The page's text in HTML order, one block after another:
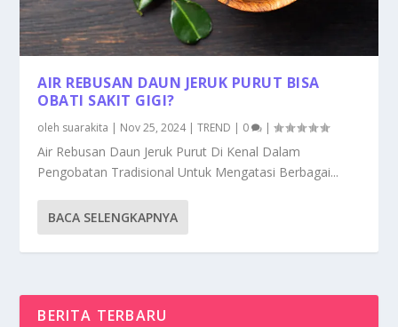
AIR REBUSAN DAUN JERUK PURUT BISA
OBATI SAKIT GIGI?
oleh suarakita | Nov 25, 2024|TREND | 0 |
Air Rebusan Daun Jeruk Purut Di Kenal Dalam
Pengobatan Tradisional Untuk Mengatasi Berbagai...
BACA SELENGKAPNYA
BERITA TERBARU